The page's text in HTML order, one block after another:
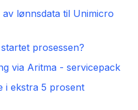
lønnsdata til Unimicro
prosessen?
via Aritma - servicepack
i ekstra 5 prosent